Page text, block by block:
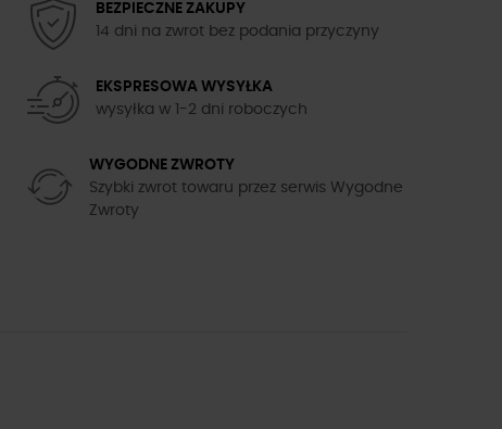
BEZPIECZNE ZAKUPY
14 dni na zwrot bez podania przyczyny
EKSPRESOWA WYSYŁKA
wysyłka w 1-2 dni roboczych
WYGODNE ZWROTY
Szybki zwrot towaru przez serwis Wygodne
Zwroty